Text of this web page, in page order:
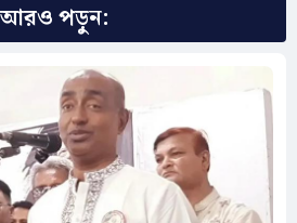
আরও পড়ুন: